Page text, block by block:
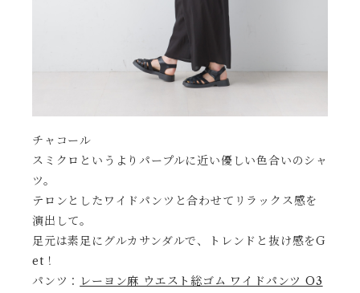
チャコール
スミクロというよりパープルに近い優しい色合いのシャ
ツ。
テロンとしたワイドパンツと合わせてリラックス感を
演出して。
足元は素足にグルカサンダルで、トレンドと抜け感をG
et！
パンツ： レーヨン麻 ウエスト総ゴム ワイドパンツ O3